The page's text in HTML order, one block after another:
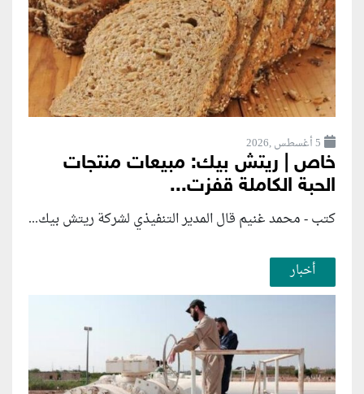
5 أغسطس ,2026
خاص | ريتش بيك: مبيعات منتجات
الحبة الكاملة قفزت...
كتب - محمد غنيم قال المدير التنفيذي لشركة ريتش بيك...
أخبار